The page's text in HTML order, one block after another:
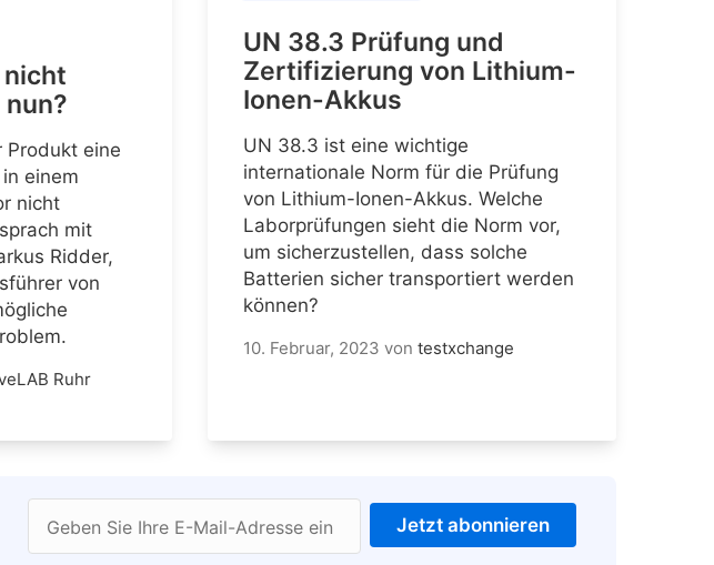
Produkt eine
einem
nicht
mit
Ridder,
von
Ruhr
UN 38.3 Prüfung und
Zertifizierung von Lithium-
Ionen-Akkus
UN 38.3 ist eine wichtige
internationale Norm für die Prüfung
von Lithium-Ionen-Akkus. Welche
Laborprüfungen sieht die Norm vor,
um sicherzustellen, dass solche
Batterien sicher transportiert werden
können?
10. Februar, 2023 von testxchange
Geben Sie Ihre E-Mail-Adresse ein Jetzt abonnieren